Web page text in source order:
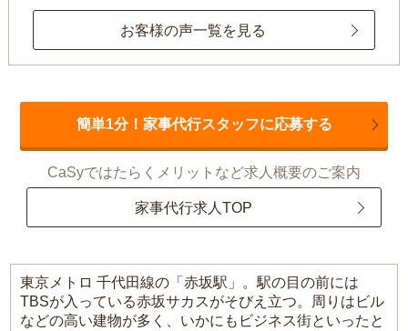
お客様の声一覧を見る
簡単1分！家事代行スタッフに応募する
CaSyではたらくメリットなど求人概要のご案内
家事代行求人TOP
東京メトロ 千代田線の「赤坂駅」。駅の目の前には
TBSが入っている赤坂サカスがそびえ立つ。周りはビル
などの高い建物が多く、いかにもビジネス街といったと